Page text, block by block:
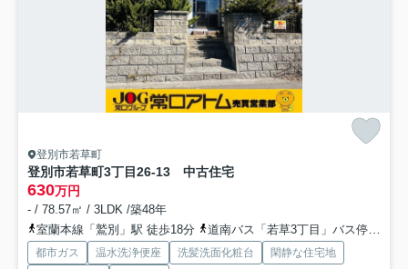
登別市若草町
登別市若草町3丁目26-13 中古住宅
630万円
- / 78.57㎡ / 3LDK /築48年
室蘭本線「鷲別」駅 徒歩18分
道南バス「若草3丁目」バス停下車 徒歩2分
都市ガス 温水洗浄便座 洗髪洗面化粧台
閑静な住宅地